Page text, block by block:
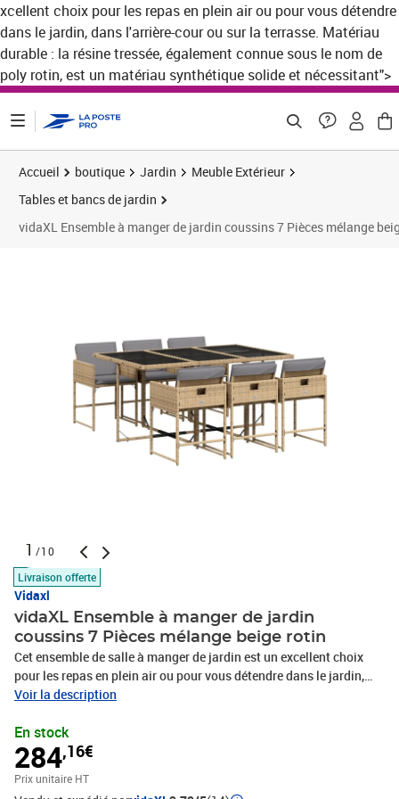
xcellent choix pour les repas en plein air ou pour vous détendre
dans le jardin, dans l'arrière-cour ou sur la terrasse. Matériau
durable : la résine tressée, également connue sous le nom de
poly rotin, est un matériau synthétique solide et nécessitant">
de la page
Accueil boutique Jardin
Meuble Extérieur
Tables et bancs de jardin
vidaXL Ensemble à manger de jardin coussins 7 Pièces mélange
1 /10
Livraison offerte
Vidaxl
vidaXL Ensemble à manger de jardin
coussins 7 Pièces mélange beige rotin
Cet ensemble de salle à manger de jardin est un excellent choix
pour les repas en plein air ou pour vous détendre dans le jardin,
dans l'arrière-cour ou sur la terrasse. Matériau durable : la résine
matériau synthétique solide et nécessitant peu d'entretien qui
ressemble au rotin naturel. Il est léger, facile à nettoyer et
couramment utilisé pour les meubles d'extérieur en raison de sa
durabilité et de ses propriétés de résistance aux
Voir la description
En stock
284,16€
Prix unitaire HT